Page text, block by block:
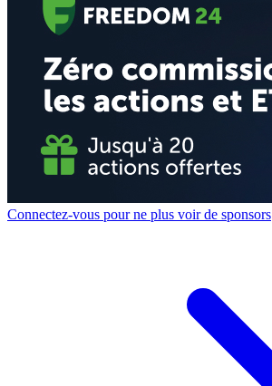
Connectez-vous pour ne plus voir de sponsors